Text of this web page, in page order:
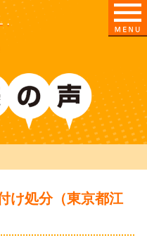
ベランダ・庭の清掃片付け
・
け処分（東京都江